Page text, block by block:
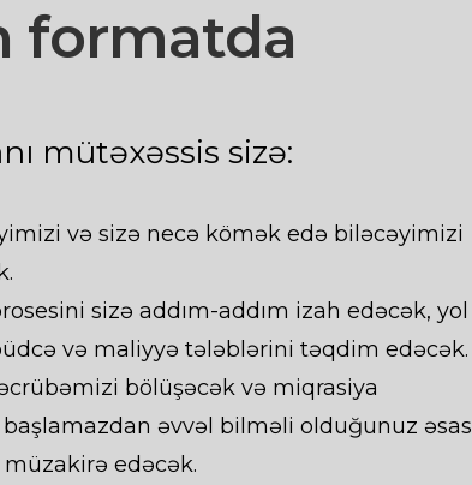
formatda
mütəxəssis sizə:
və sizə necə kömək edə biləcəyimizi
sizə addım-addım izah edəcək, yol
və maliyyə tələblərini təqdim edəcək.
bölüşəcək və miqrasiya
əvvəl bilməli olduğunuz əsas
edəcək.